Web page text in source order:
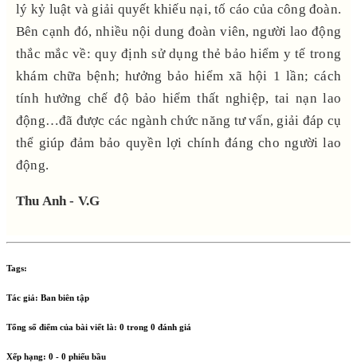
lý kỷ luật và giải quyết khiếu nại, tố cáo của công đoàn.
Bên cạnh đó, nhiều nội dung đoàn viên, người lao động
thắc mắc về: quy định sử dụng thẻ bảo hiểm y tế trong
khám chữa bệnh; hưởng bảo hiểm xã hội 1 lần; cách
tính hưởng chế độ bảo hiểm thất nghiệp, tai nạn lao
động…đã được các ngành chức năng tư vấn, giải đáp cụ
thể giúp đảm bảo quyền lợi chính đáng cho người lao
động.
Thu Anh - V.G
Tags:
Tác giả: Ban biên tập
Tổng số điểm của bài viết là: 0 trong 0 đánh giá
Xếp hạng: 0 - 0 phiếu bầu